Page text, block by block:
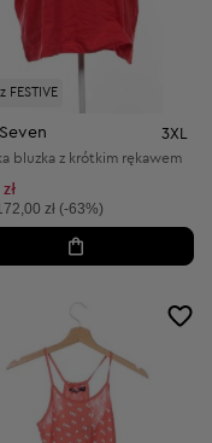
FESTIVE
3XL
bluzka z krótkim rękawem
zł (-63%)